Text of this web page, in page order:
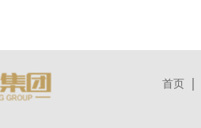
首页